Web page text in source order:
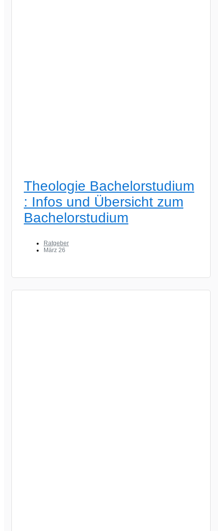
Theologie Bachelorstudium
: Infos und Übersicht zum
Bachelorstudium
Ratgeber
März 26